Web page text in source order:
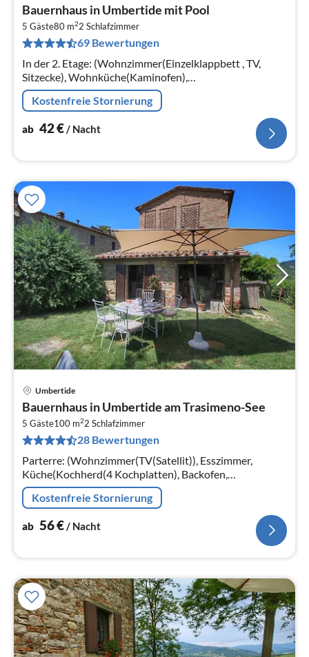
Bauernhaus in Umbertide mit Pool
5 Gäste80 m22 Schlafzimmer
69 Bewertungen
In der 2. Etage: (Wohnzimmer(Einzelklappbett , TV,
Sitzecke), Wohnküche(Kaminofen),
Schlafzimmer(Doppelbett), Schlafzimmer(2x Einzelbett),
Badezimmer(Dusche))
Kostenfreie Stornierung
ab 42€/ Nacht
Umbertide
Bauernhaus in Umbertide am Trasimeno-See
5 Gäste100 m22 Schlafzimmer
28 Bewertungen
Parterre: (Wohnzimmer(TV(Satellit)), Esszimmer,
Küche(Kochherd(4 Kochplatten), Backofen,
Spülmaschine, Kühl-/Gefrierkombination)) In der 1.
Etage: (Schlafzimmer(3x Einzelbett)
Kostenfreie Stornierung
ab 56€/ Nacht